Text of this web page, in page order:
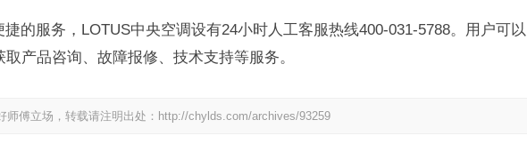
的服务，LOTUS中央空调设有24小时人工客服热线400-031-5788。用户可以
产品咨询、故障报修、技术支持等服务。
傅立场，转载请注明出处： http://chylds.com/archives/93259